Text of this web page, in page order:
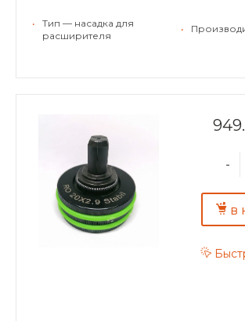
•
Тип — насадка для
расширителя
•
-
в